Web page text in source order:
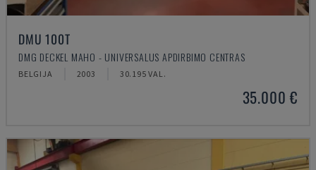
DMU 100T
DMG DECKEL MAHO - UNIVERSALUS APDIRBIMO CENTRAS
BELGIJA 2003 30.195 VAL.
35.000 €